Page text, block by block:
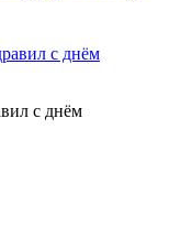
с днём